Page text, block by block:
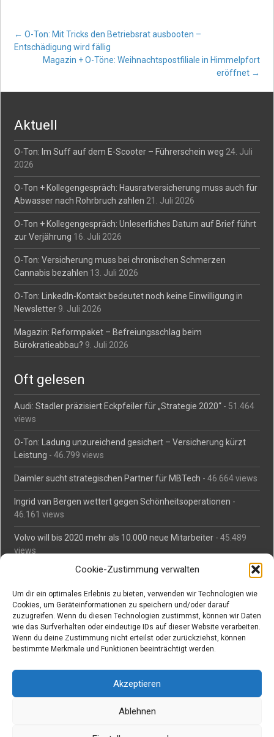
Cookie-Zustimmung verwalten
Um dir ein optimales Erlebnis zu bieten, verwenden wir Technologien wie
Cookies, um Geräteinformationen zu speichern und/oder darauf
zuzugreifen. Wenn du diesen Technologien zustimmst, können wir Daten
wie das Surfverhalten oder eindeutige IDs auf dieser Website verarbeiten.
Wenn du deine Zustimmung nicht erteilst oder zurückziehst, können
bestimmte Merkmale und Funktionen beeinträchtigt werden.
Akzeptieren
Ablehnen
Post
navigation
← O-Ton: Mit Tricks den Betriebsrat ausbooten –
Entschädigung wird fällig
Magazin + O-Töne: Weihnachtspostfiliale in Himmelpfort
eröffnet →
Aktuell
O-Ton: Im Suff auf dem E-Scooter – Führerschein weg 24. Juli
2026
O-Ton + Kollegengespräch: Hausratversicherung muss auch für
Abwasser nach Rohrbruch zahlen 21. Juli 2026
O-Ton + Kollegengespräch: Unleserliches Datum auf Brief führt
zur Verjährung 16. Juli 2026
O-Ton: Versicherung muss bei chronischen Schmerzen
Cannabis bezahlen 13. Juli 2026
O-Ton: LinkedIn-Kontakt bedeutet noch keine Einwilligung in
Newsletter 9. Juli 2026
Magazin: Reformpaket – Befreiungsschlag beim
Bürokratieabbau? 9. Juli 2026
Oft gelesen
Audi: Stadler präzisiert Eckpfeiler für „Strategie 2020“ - 51.464
views
O-Ton: Ladung unzureichend gesichert – Versicherung kürzt
Leistung - 46.799 views
Daimler sucht strategischen Partner für MBTech - 46.664 views
Ingrid van Bergen wettert gegen Schönheitsoperationen -
46.161 views
Volvo will bis 2020 mehr als 10.000 neue Mitarbeiter - 45.489
views
Mäßiges Interesse an Daimlers MBtech- 44.716 views
O-Ton: Wer muss Schaden für abgedriftete Silvesterraketen
zahlen?- 42.373 views
Kollegengespräch: Urteile zum Grillen - 42.063 views
Suchen bei Vorabs